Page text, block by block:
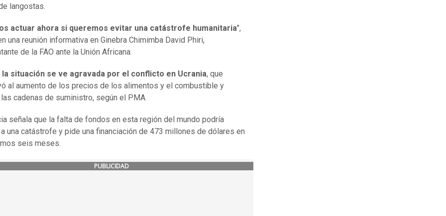
langostas.
actuar ahora si queremos evitar una catástrofe humanitaria",
una reunión informativa en Ginebra Chimimba David Phiri,
de la FAO ante la Unión Africana.
la situación se ve agravada por el conflicto en Ucrania, que
al aumento de los precios de los alimentos y el combustible y
cadenas de suministro, según el PMA.
señala que la falta de fondos en esta región del mundo podría
una catástrofe y pide una financiación de 473 millones de dólares en
seis meses.
PUBLICIDAD